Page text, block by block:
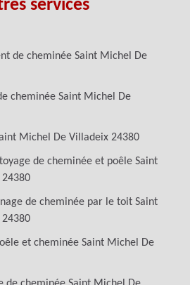
services
de cheminée Saint Michel De
cheminée Saint Michel De
Michel De Villadeix 24380
de cheminée et poêle Saint
de cheminée par le toit Saint
et cheminée Saint Michel De